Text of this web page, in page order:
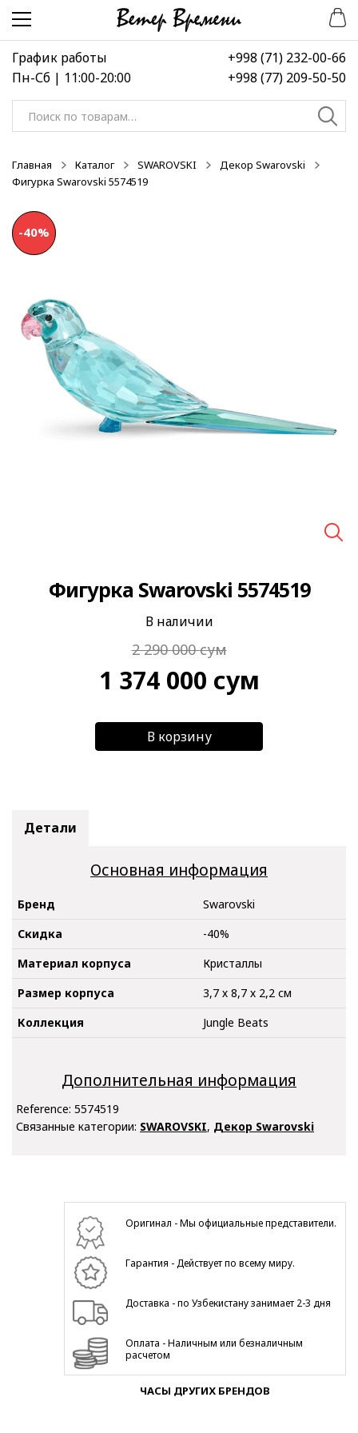
Перейти
навигации
Перейти
содержимому
График работы
Пн-Сб | 11:00-20:00
+998 (71) 232-00-66
+998 (77) 209-50-50
Искать:
Главная Каталог SWAROVSKI
Декор Swarovski
Фигурка Swarovski 5574519
-40%
Фигурка Swarovski 5574519
В наличии
2 290 000сум
1 374 000 сум
В корзину
Детали
Основная информация
Бренд
Swarovski
Скидка
-40%
Материал корпуса
Кристаллы
Размер корпуса
3,7 х 8,7 х 2,2 см
Коллекция
Jungle Beats
Дополнительная информация
Reference: 5574519
Связанные категории: SWAROVSKI, Декор Swarovski
Оригинал - Мы официальные представители.
Гарантия - Действует по всему миру.
Доставка - по Узбекистану занимает 2-3 дня
Оплата - Наличным или безналичным
расчетом
ЧАСЫ ДРУГИХ БРЕНДОВ